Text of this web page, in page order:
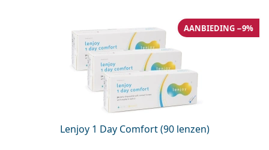
Lenjoy 1 Day Comfort (90 lenzen)
AANBIEDING −9%